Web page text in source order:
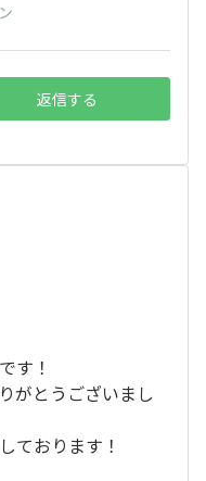
返信する
す！
がとうございまし
ております！